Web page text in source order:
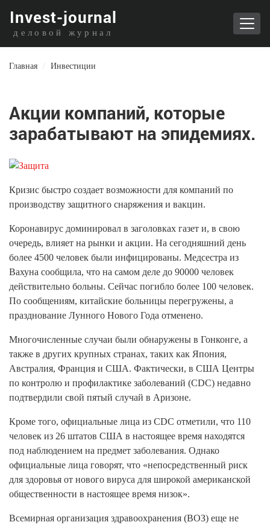
Invest-journal
деловой журнал
Главная / Инвестиции
Акции компаний, которые
зарабатывают на эпидемиях.
Кризис быстро создает возможности для компаний по
производству защитного снаряжения и вакцин.
Коронавирус доминировал в заголовках газет и, в свою
очередь, влияет на рынки и акции. На сегодняшний день
более 4500 человек были инфицированы. Медсестра из
Вахуна сообщила, что на самом деле до 90000 человек
действительно больны. Сейчас погибло более 100 человек.
По сообщениям, китайские больницы перегружены, а
празднование Лунного Нового Года отменено.
Многочисленные случаи были обнаружены в Гонконге, а
также в других крупных странах, таких как Япония,
Австралия, Франция и США. Фактически, в США Центры
по контролю и профилактике заболеваний (CDC) недавно
подтвердили свой пятый случай в Аризоне.
Кроме того, официальные лица из CDC отметили, что 110
человек из 26 штатов США в настоящее время находятся
под наблюдением на предмет заболевания. Однако
официальные лица говорят, что «непосредственный риск
для здоровья от нового вируса для широкой американской
общественности в настоящее время низок».
Всемирная организация здравоохранения (ВОЗ) еще не